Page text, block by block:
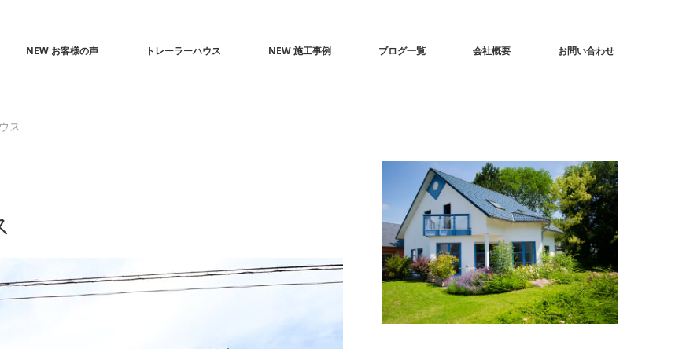
NEW お客様の声 トレーラーハウス NEW 施工事例 ブログ一覧 会社概要 お問い合わせ
ス